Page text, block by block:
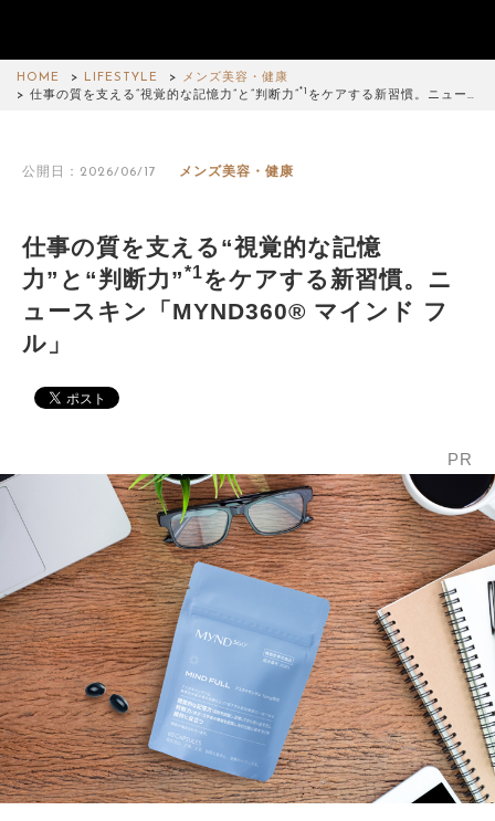
HOME LIFESTYLE
メンズ美容・健康
仕事の質を支える“視覚的な記憶力”と“判断力”*1 をケアする新習慣。ニュー…
公開日：2026/06/17 メンズ美容・健康
仕事の質を支える“視覚的な記憶
力”と“判断力”*1をケアする新習慣。ニ
ュースキン「MYND360® マインド フ
ル」
PR